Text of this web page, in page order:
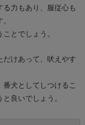
力もあり、服従心も
とでしょう。
けあって、吠えやす
犬としてしつけるこ
良いでしょう。